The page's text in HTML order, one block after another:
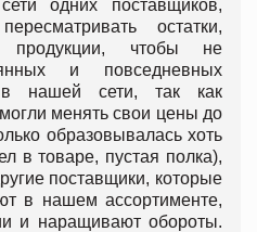
одних поставщиков,
остатки,
продукции, чтобы не
и повседневных
в нашей сети, так как
менять свои цены до
образовывалась хоть
в товаре, пустая полка),
поставщики, которые
в нашем ассортименте,
и наращивают обороты.